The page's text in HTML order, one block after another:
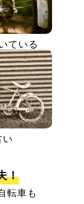
ている
い
！
転車も